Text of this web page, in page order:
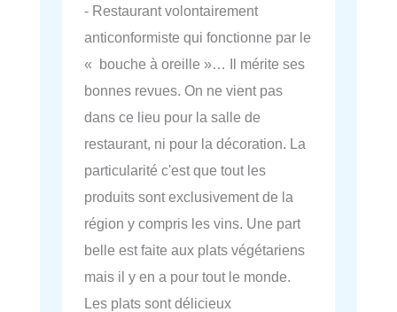
- Restaurant volontairement
anticonformiste qui fonctionne par le
« bouche à oreille »… Il mérite ses
bonnes revues. On ne vient pas
dans ce lieu pour la salle de
restaurant, ni pour la décoration. La
particularité c'est que tout les
produits sont exclusivement de la
région y compris les vins. Une part
belle est faite aux plats végétariens
mais il y en a pour tout le monde.
Les plats sont délicieux